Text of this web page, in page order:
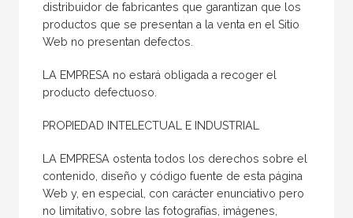
distribuidor de fabricantes que garantizan que los
productos que se presentan a la venta en el Sitio
Web no presentan defectos.
LA EMPRESA no estará obligada a recoger el
producto defectuoso.
PROPIEDAD INTELECTUAL E INDUSTRIAL
LA EMPRESA ostenta todos los derechos sobre el
contenido, diseño y código fuente de esta página
Web y, en especial, con carácter enunciativo pero
no limitativo, sobre las fotografías, imágenes,